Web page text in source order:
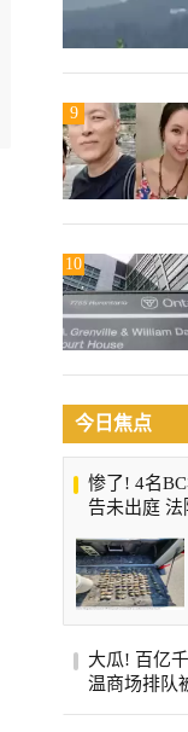
9
10
今日焦点
惨了! 4名
告未出庭 法
大瓜! 百亿
温商场排队